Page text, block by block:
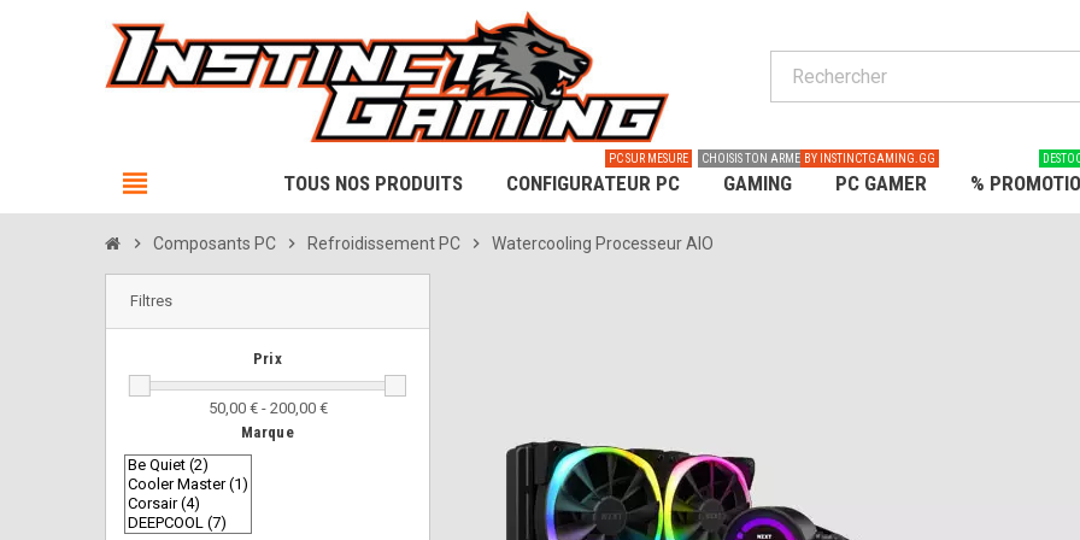
view_headline TOUS NOS PRODUITS CONFIGURATEUR PC
PC SUR MESURE
GAMING
CHOISIS TON ARME
PC GAMER
BY INSTINCTGAMING.GG
%
chevron_right Composants PC chevron_right Refroidissement PC chevron_right Watercooling Processeur AIO
Filtres
Prix
50,00 € - 200,00 €
Marque